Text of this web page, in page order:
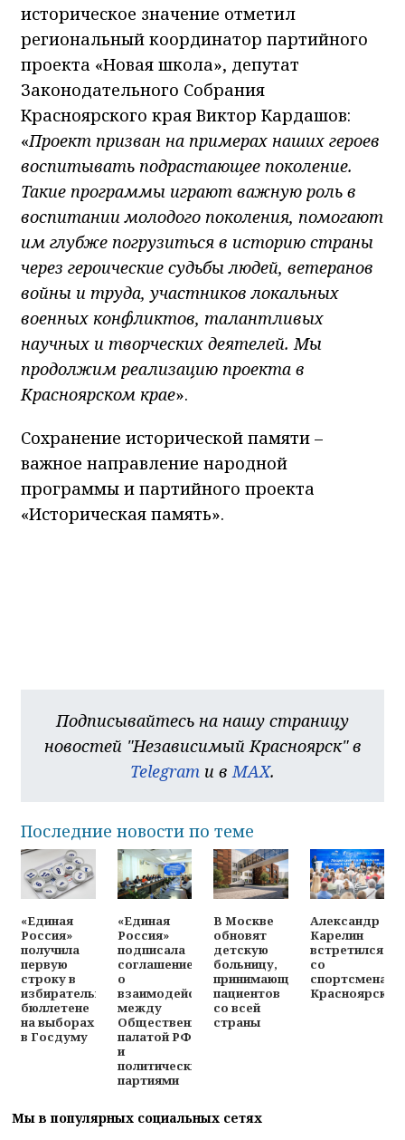
историческое значение отметил
региональный координатор партийного
проекта «Новая школа», депутат
Законодательного Собрания
Красноярского края Виктор Кардашов:
«Проект призван на примерах наших героев
воспитывать подрастающее поколение.
Такие программы играют важную роль в
воспитании молодого поколения, помогают
им глубже погрузиться в историю страны
через героические судьбы людей, ветеранов
войны и труда, участников локальных
военных конфликтов, талантливых
научных и творческих деятелей. Мы
продолжим реализацию проекта в
Красноярском крае».
Сохранение исторической памяти –
важное направление народной
программы и партийного проекта
«Историческая память».
Подписывайтесь на нашу страницу
новостей "Независимый Красноярск" в
Telegram и в MAX.
Последние новости по теме
«Единая
Россия»
получила
первую
строку в
избирательном
бюллетене
на выборах
в Госдуму
«Единая
Россия»
подписала
соглашение
о
взаимодействии
между
Общественной
палатой РФ
и
политическими
партиями
В Москве
обновят
детскую
больницу,
принимающую
пациентов
со всей
страны
Александр
Карелин
встретился
со
спортсменами
Красноярска
Мы в популярных социальных сетях